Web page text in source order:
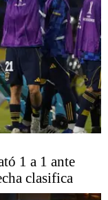
1 a 1 ante
clasifica